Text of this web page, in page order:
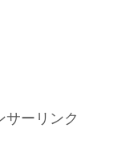
サーリンク